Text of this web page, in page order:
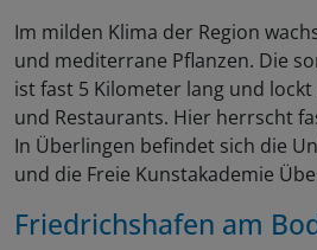
Im milden Klima der Region
und mediterrane Pflanzen. Die
ist fast 5 Kilometer lang und
und Restaurants. Hier herrscht
In Überlingen befindet sich die
und die Freie Kunstakademie
Friedrichshafen am